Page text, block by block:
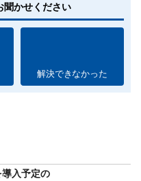
聞かせください
解決できなかった
入予定の